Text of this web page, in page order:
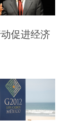
促进经济